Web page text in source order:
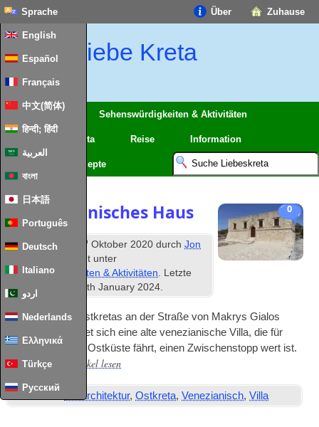
Zuhause
Über
Sprache
English
Español
Français
中文(简体)
हिन्दी; हिंदी
العربية
বাংলা
日本語
Português
Deutsch
Italiano
اردو
Nederlands
Ελληνικά
Türkçe
Русский
Liebe Kreta
Regionen Sehenswürdigkeiten & Aktivitäten
Karten von Kreta Reise Information
Essen und Rezepte
0
Ja venezianisches Haus
Veröffentlicht th Oktober 2020 durchJon
abgelegt unter
Sehenswürdigkeiten & Aktivitäten . Letzte
Aktualisierung
28th January 2024
In den Bergen Ostkretas an der Straße von Makrys Gialos
nach Sitia befindet sich eine alte venezianische Villa, die für
jeden, der an die Ostküste fährt, einen Zwischenstopp wert ist.
…Den ganzen Artikel lesen
Stichworte: die Architektur,Ostkreta,Venezianisch,Villa